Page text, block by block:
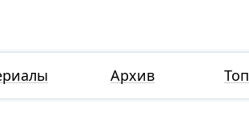
Архив Топ